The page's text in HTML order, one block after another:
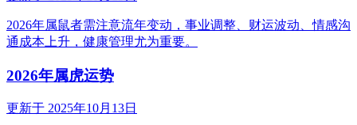
2026年属鼠者需注意流年变动，事业调整、财运波动、情感沟
通成本上升，健康管理尤为重要。
2026年属虎运势
更新于 2025年10月13日